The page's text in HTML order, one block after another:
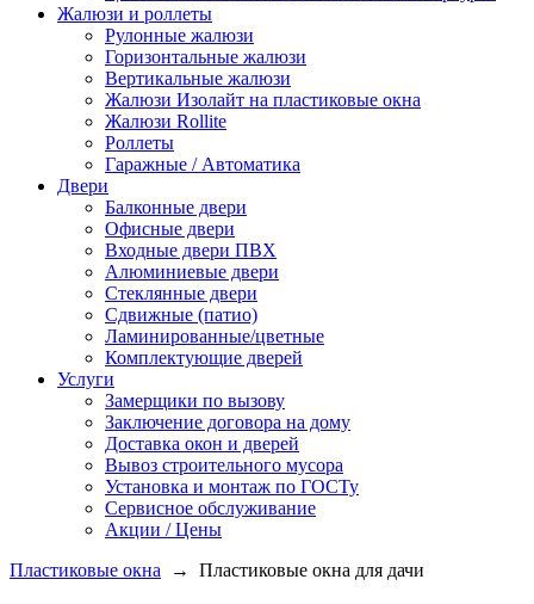
Жалюзи и роллеты
Рулонные жалюзи
Горизонтальные жалюзи
Вертикальные жалюзи
Жалюзи Изолайт на пластиковые окна
Жалюзи Rollite
Роллеты
Гаражные / Автоматика
Двери
Балконные двери
Офисные двери
Входные двери ПВХ
Алюминиевые двери
Стеклянные двери
Сдвижные (патио)
Ламинированные/цветные
Комплектующие дверей
Услуги
Замерщики по вызову
Заключение договора на дому
Доставка окон и дверей
Вывоз строительного мусора
Установка и монтаж по ГОСТу
Сервисное обслуживание
Акции / Цены
Пластиковые окна → Пластиковые окна для дачи